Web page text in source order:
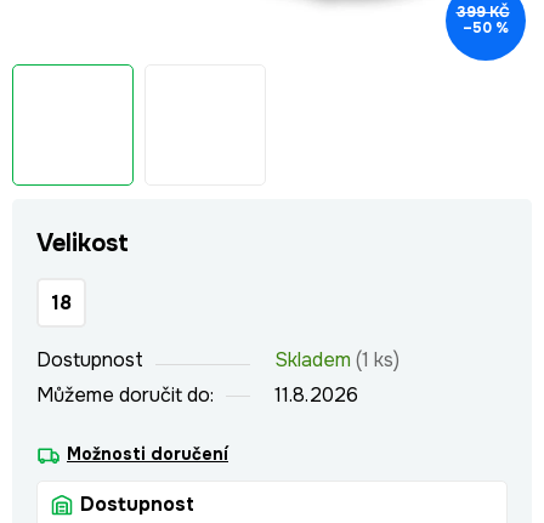
Velikost
18
Dostupnost Skladem (1 ks)
Můžeme doručit do:
11.8.2026
Možnosti doručení
Dostupnost
399 KČ
–50 %